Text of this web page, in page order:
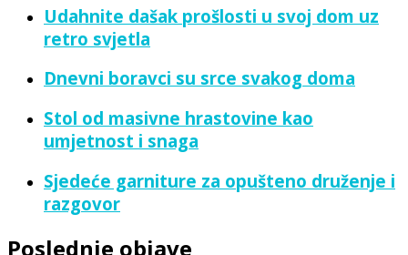
Udahnite dašak prošlosti u svoj dom uz
retro svjetla
Dnevni boravci su srce svakog doma
Stol od masivne hrastovine kao
umjetnost i snaga
Sjedeće garniture za opušteno druženje i
razgovor
Poslednje objave